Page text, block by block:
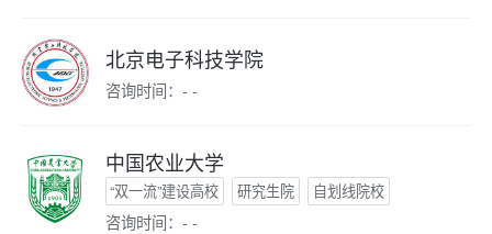
北京电子科技学院
咨询时间：- -
中国农业大学
“双一流”建设高校 研究生院 自划线院校
咨询时间：- -